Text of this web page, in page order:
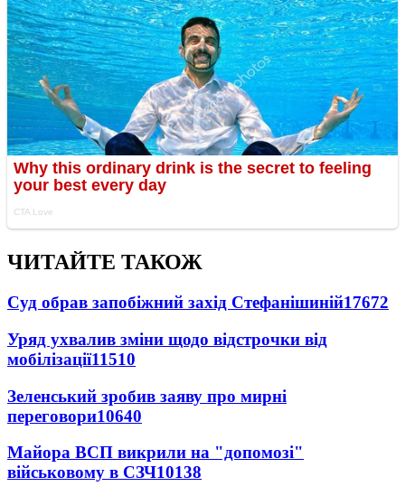
ЧИТАЙТЕ ТАКОЖ
Суд обрав запобіжний захід Стефанішиній17672
Уряд ухвалив зміни щодо відстрочки від
мобілізації11510
Зеленський зробив заяву про мирні
переговори10640
Майора ВСП викрили на "допомозі"
військовому в СЗЧ10138